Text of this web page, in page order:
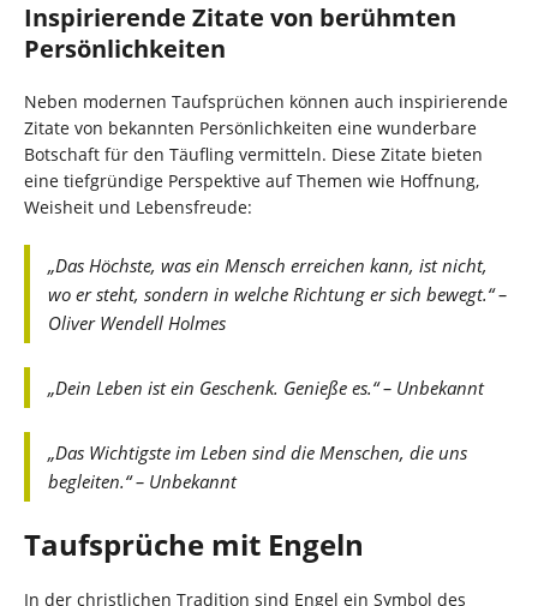
Inspirierende Zitate von berühmten
Persönlichkeiten
Neben modernen Taufsprüchen können auch inspirierende
Zitate von bekannten Persönlichkeiten eine wunderbare
Botschaft für den Täufling vermitteln. Diese Zitate bieten
eine tiefgründige Perspektive auf Themen wie Hoffnung,
Weisheit und Lebensfreude:
„Das Höchste, was ein Mensch erreichen kann, ist nicht,
wo er steht, sondern in welche Richtung er sich bewegt.“ –
Oliver Wendell Holmes
„Dein Leben ist ein Geschenk. Genieße es.“ – Unbekannt
„Das Wichtigste im Leben sind die Menschen, die uns
begleiten.“ – Unbekannt
Taufsprüche mit Engeln
In der christlichen Tradition sind Engel ein Symbol des